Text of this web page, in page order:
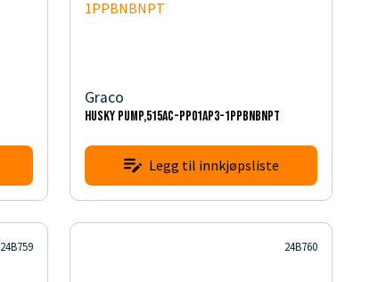
Graco
HUSKY PUMP,515AC-PP01AP3-1PPBNBNPT
Legg til innkjøpsliste
24B759 24B760